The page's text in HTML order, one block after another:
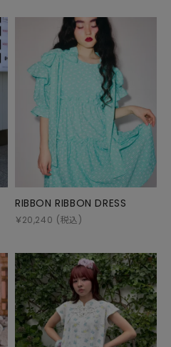
RIBBON RIBBON DRESS
￥20,240 (税込)